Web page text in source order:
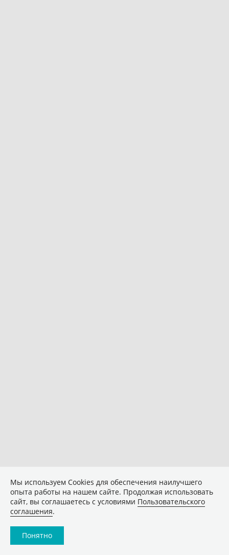
Мы используем Сookies для обеспечения наилучшего
опыта работы на нашем сайте. Продолжая использовать
сайт, вы соглашаетесь с условиями Пользовательского
соглашения.
Понятно